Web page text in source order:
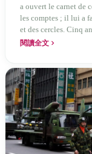
a ouvert le carnet de
les comptes ; il lui a
et des cercles. Cinq
Chanshan, portait la
traduit un livre
閱讀全文